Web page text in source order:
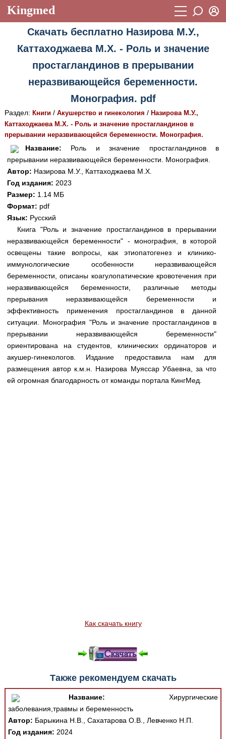
Kingmed
Учебный материал
Видеогалерея 899
Истории болезней
Лекции и презентации 2474
Аккредитационные тесты (6)
Методические рекомендации 1050
Научно-популярное
Статьи
Новости
Медицинская стандартизация
Нормативы экстренной и неотложной помощи
Нормы лабораторных и инструментальных
исследований
Обратная связь
Добавить материал
Регистрация
Скачать бесплатно Назирова М.У.,
Каттаходжаева М.Х. - Роль и значение
простагландинов в прерывании
неразвивающейся беременности.
Монография. pdf
Раздел: Книги/ Акушерство и гинекология / Назирова М.У.,
Каттаходжаева М.Х. - Роль и значение простагландинов в
прерывании неразвивающейся беременности. Монография.
Название: Роль и значение простагландинов в
прерывании неразвивающейся беременности. Монография.
Автор: Назирова М.У., Каттаходжаева М.Х.
Год издания: 2023
Размер: 1.14 МБ
Формат: pdf
Язык: Русский
Книга "Роль и значение простагландинов в прерывании
неразвивающейся беременности" - монография, в которой
освещены такие вопросы, как этиопатогенез и клинико-
иммунологические особенности неразвивающейся
беременности, описаны коагулопатические кровотечения при
неразвивающейся беременности, различные методы
прерывания неразвивающейся беременности и
эффективность применения простагландинов в данной
ситуации. Монография "Роль и значение простагландинов в
прерывании неразвивающейся беременности"
ориентирована на студентов, клинических ординаторов и
акушер-гинекологов. Издание предоставила нам для
размещения автор к.м.н. Назирова Муяссар Убаевна, за что
ей огромная благодарность от команды портала КингМед.
Как скачать книгу
Также рекомендуем скачать
Название: Хирургические
заболевания,травмы и беременность
Автор: Барыкина Н.В., Сахатарова О.В., Левченко Н.П.
Год издания: 2024